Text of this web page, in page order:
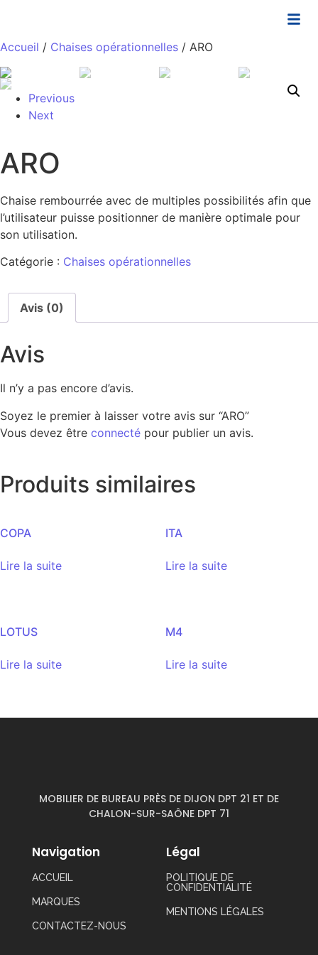
Accueil / Chaises opérationnelles / ARO
Previous
Next
ARO
Chaise rembourrée avec de multiples possibilités afin que
l’utilisateur puisse positionner de manière optimale pour
son utilisation.
Catégorie : Chaises opérationnelles
Avis (0)
Avis
Il n’y a pas encore d’avis.
Soyez le premier à laisser votre avis sur “ARO”
Vous devez être connecté pour publier un avis.
Produits similaires
COPA
Lire la suite
ITA
Lire la suite
LOTUS
Lire la suite
M4
Lire la suite
MOBILIER DE BUREAU PRÈS DE DIJON DPT 21 ET DE
CHALON-SUR-SAÔNE DPT 71
Navigation
ACCUEIL
MARQUES
CONTACTEZ-NOUS
Légal
POLITIQUE DE
CONFIDENTIALITÉ
MENTIONS LÉGALES